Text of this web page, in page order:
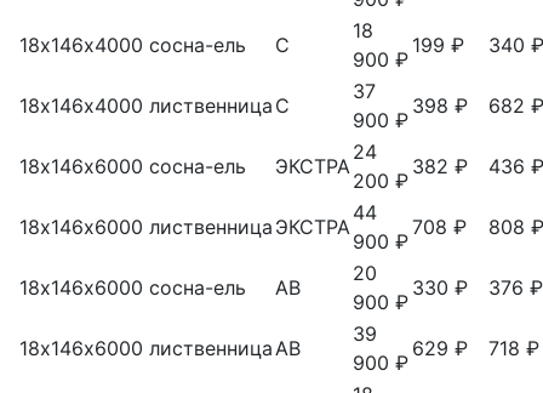
18х146х4000 сосна-ель С
18
900 ₽
199 ₽ 340 ₽
18х146х4000 лиственница С
37
900 ₽
398 ₽ 682 ₽
18х146х6000 сосна-ель ЭКСТРА
24
200 ₽
382 ₽ 436 ₽
18х146х6000 лиственница ЭКСТРА
44
900 ₽
708 ₽ 808 ₽
18х146х6000 сосна-ель АВ
20
900 ₽
330 ₽ 376 ₽
18х146х6000 лиственница АВ
39
900 ₽
629 ₽
718 ₽